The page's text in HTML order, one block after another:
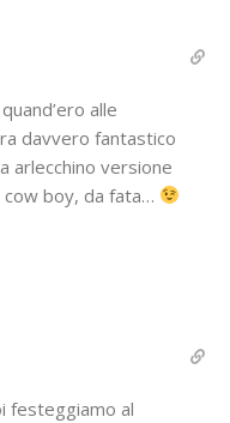
alle
davvero fantastico
arlecchino versione
cow boy, da fata…
festeggiamo al